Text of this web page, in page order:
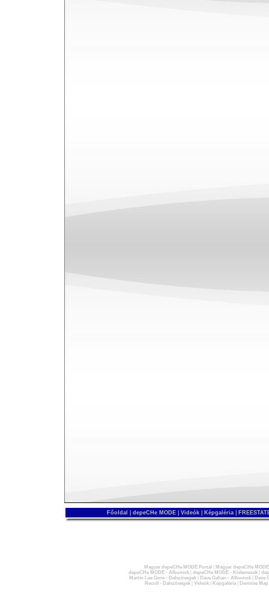
Főoldal depeCHe MODE Videók Képgaléria
Magyar depeCHe MODE Portál
Magyar depeCHe
depeCHe MODE - Albumok| depeCHe MODE - Kislemezek|
Martin Lee Gore - Dalszövegek| Dave Gahan - Albumok|
Dave
Recoil - Dalszövegek| Videók| Képgaléria| Devotee Map